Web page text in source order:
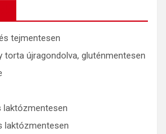
tejmentesen
torta újragondolva, gluténmentesen
laktózmentesen
laktózmentesen